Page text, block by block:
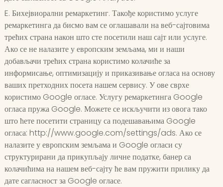
E. Бихејвиорални ремаркетинг. Такође користимо услуге
ремаркетинга да бисмо вам се оглашавали на веб-сајтовима
трећих страна након што сте посетили наш сајт или услуге.
Ако се не налазите у европским земљама, ми и наши
добављачи трећих страна користимо колачиће за
информисање, оптимизацију и приказивање огласа на основу
ваших претходних посета нашем сервису. У ове сврхе
користимо Google огласе. Услугу ремаркетинга Google
огласа пружа Google. Можете се искључити из овога тако
што ћете посетити страницу са подешавањима Google
огласа: http://www.google.com/settings/ads. Ако се
налазите у европским земљама и Google огласи су
структурирани да прикупљају личне податке, банер са
колачићима на нашем веб-сајту ће вам пружити прилику да
дате сагласност за Google огласе.